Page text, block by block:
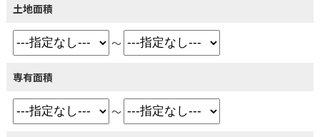
土地面積
～
専有面積
～